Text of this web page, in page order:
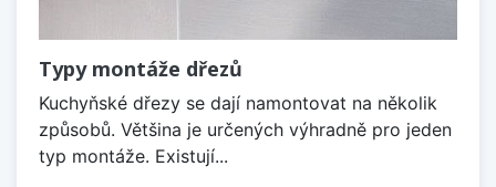
Typy montáže dřezů
Kuchyňské dřezy se dají namontovat na několik
způsobů. Většina je určených výhradně pro jeden
typ montáže. Existují...